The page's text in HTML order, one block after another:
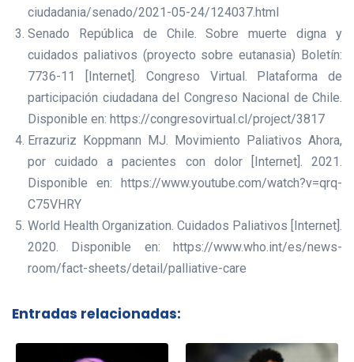
ciudadania/senado/2021-05-24/124037.html
Senado República de Chile. Sobre muerte digna y
cuidados paliativos (proyecto sobre eutanasia) Boletín:
7736-11 [Internet]. Congreso Virtual. Plataforma de
participación ciudadana del Congreso Nacional de Chile.
Disponible en: https://congresovirtual.cl/project/3817
Errazuriz Koppmann MJ. Movimiento Paliativos Ahora,
por cuidado a pacientes con dolor [Internet]. 2021.
Disponible en: https://www.youtube.com/watch?v=qrq-
C75VHRY
World Health Organization. Cuidados Paliativos [Internet].
2020. Disponible en: https://www.who.int/es/news-
room/fact-sheets/detail/palliative-care
Entradas relacionadas: